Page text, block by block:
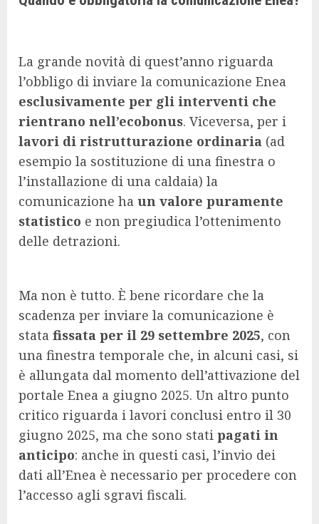
La grande novità di quest’anno riguarda
l’obbligo di inviare la comunicazione Enea
esclusivamente per gli interventi che
rientrano nell’ecobonus. Viceversa, per i
lavori di ristrutturazione ordinaria (ad
esempio la sostituzione di una finestra o
l’installazione di una caldaia) la
comunicazione ha un valore puramente
statistico e non pregiudica l’ottenimento
delle detrazioni.
Ma non è tutto. È bene ricordare che la
scadenza per inviare la comunicazione è
stata fissata per il 29 settembre 2025, con
una finestra temporale che, in alcuni casi, si
è allungata dal momento dell’attivazione del
portale Enea a giugno 2025. Un altro punto
critico riguarda i lavori conclusi entro il 30
giugno 2025, ma che sono stati pagati in
anticipo: anche in questi casi, l’invio dei
dati all’Enea è necessario per procedere con
l’accesso agli sgravi fiscali.